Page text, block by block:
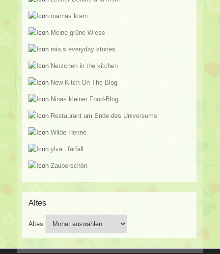
mamas kram
Meine grüne Wiese
mia.s everyday stories
Netzchen in the kitchen
New Kitch On The Blog
Ninas kleiner Food-Blog
Restaurant am Ende des Universums
Wilde Henne
ylva i fårfäll
Zauberschön
Altes
Altes